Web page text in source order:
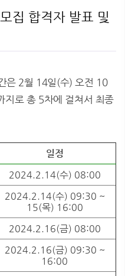
집 합격자 발표 및
은 2월 14일(수) 오전 10
지로 총 5차에 걸쳐서 최종
일정
2024.2.14(수) 08:00
2024.2.14(수) 09:30 ~
15(목) 16:00
2024.2.16(금) 08:00
2024.2.16(금) 09:30 ~
16:00